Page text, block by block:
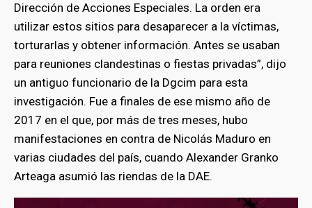
Dirección de Acciones Especiales. La orden era
utilizar estos sitios para desaparecer a la víctimas,
torturarlas y obtener información. Antes se usaban
para reuniones clandestinas o fiestas privadas”, dijo
un antiguo funcionario de la Dgcim para esta
investigación. Fue a finales de ese mismo año de
2017 en el que, por más de tres meses, hubo
manifestaciones en contra de Nicolás Maduro en
varias ciudades del país, cuando Alexander Granko
Arteaga asumió las riendas de la DAE.